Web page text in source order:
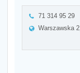
71 314 95 29
Warszawska